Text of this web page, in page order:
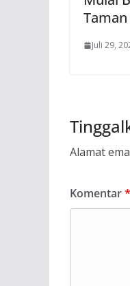
Juli 29,
Alamat
Komentar*